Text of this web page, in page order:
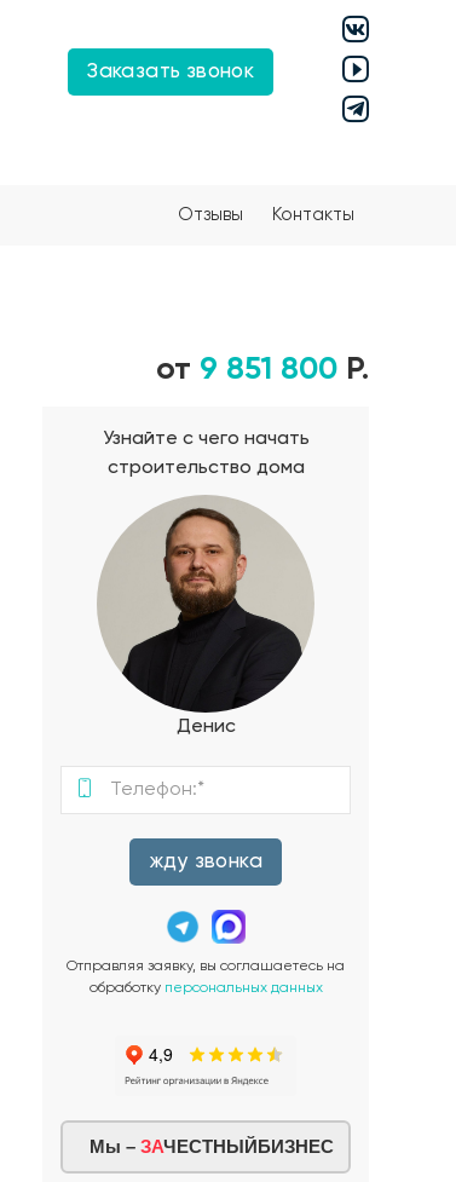
Заказать звонок
Отзывы Контакты
от 9 851 800 Р.
Узнайте с чего начать
строительство дома
Денис
жду звонка
Отправляя заявку, вы соглашаетесь на
обработку персональных данных
Мы – ЗАЧЕСТНЫЙБИЗНЕС